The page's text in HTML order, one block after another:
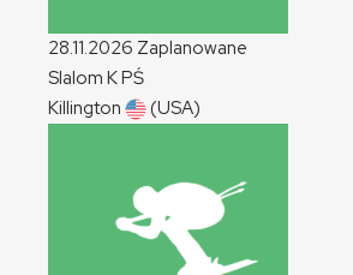
28.11.2026 Zaplanowane
Slalom KPŚ
Killington
(USA)